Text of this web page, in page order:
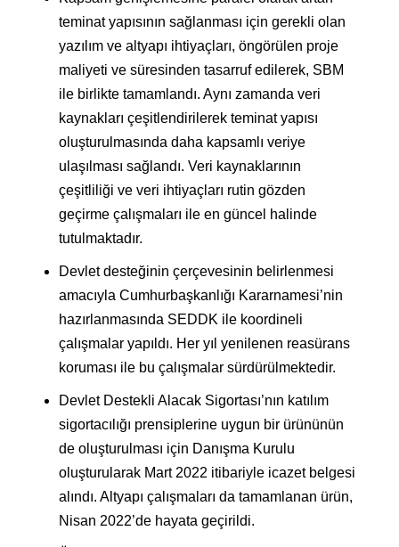
teminat yapısının sağlanması için gerekli olan
yazılım ve altyapı ihtiyaçları, öngörülen proje
maliyeti ve süresinden tasarruf edilerek, SBM
ile birlikte tamamlandı. Aynı zamanda veri
kaynakları çeşitlendirilerek teminat yapısı
oluşturulmasında daha kapsamlı veriye
ulaşılması sağlandı. Veri kaynaklarının
çeşitliliği ve veri ihtiyaçları rutin gözden
geçirme çalışmaları ile en güncel halinde
tutulmaktadır.
Devlet desteğinin çerçevesinin belirlenmesi
amacıyla Cumhurbaşkanlığı Kararnamesi’nin
hazırlanmasında SEDDK ile koordineli
çalışmalar yapıldı. Her yıl yenilenen reasürans
koruması ile bu çalışmalar sürdürülmektedir.
Devlet Destekli Alacak Sigortası’nın katılım
sigortacılığı prensiplerine uygun bir ürününün
de oluşturulması için Danışma Kurulu
oluşturularak Mart 2022 itibariyle icazet belgesi
alındı. Altyapı çalışmaları da tamamlanan ürün,
Nisan 2022’de hayata geçirildi.